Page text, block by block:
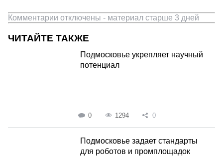
Комментарии отключены - материал старше 3 дней
ЧИТАЙТЕ ТАКЖЕ
Подмосковье укрепляет научный
потенциал
0 1294 0
Подмосковье задает стандарты
для роботов и промплощадок